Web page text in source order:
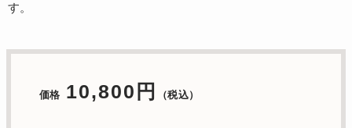
す。
価格 10,800円 （税込）